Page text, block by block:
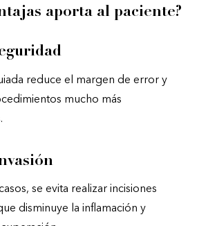
aporta al paciente?
reduce el margen de error y
mucho más
se evita realizar incisiones
disminuye la inflamación y